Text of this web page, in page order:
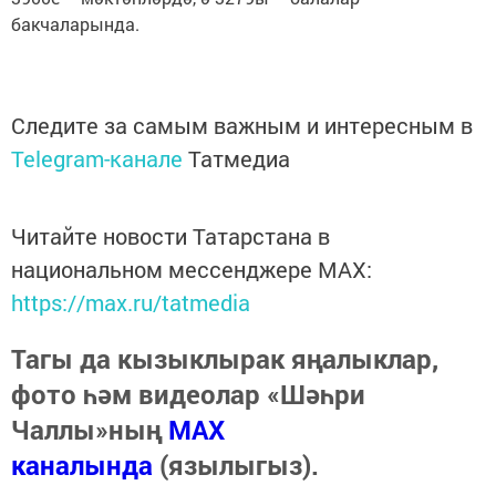
бакчаларында.
Следите за самым важным и интересным в
Telegram-канале Татмедиа
Читайте новости Татарстана в
национальном мессенджере MАХ:
https://max.ru/tatmedia
Тагы да кызыклырак яңалыклар,
фото һәм видеолар «Шәһри
Чаллы»ныңMAX
каналында (язылыгыз).